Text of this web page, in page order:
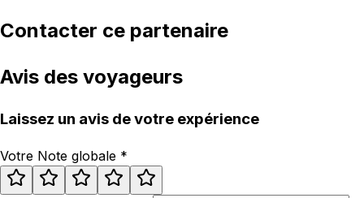
Contacter ce partenaire
Avis des voyageurs
Laissez un avis de votre expérience
Votre Note globale *